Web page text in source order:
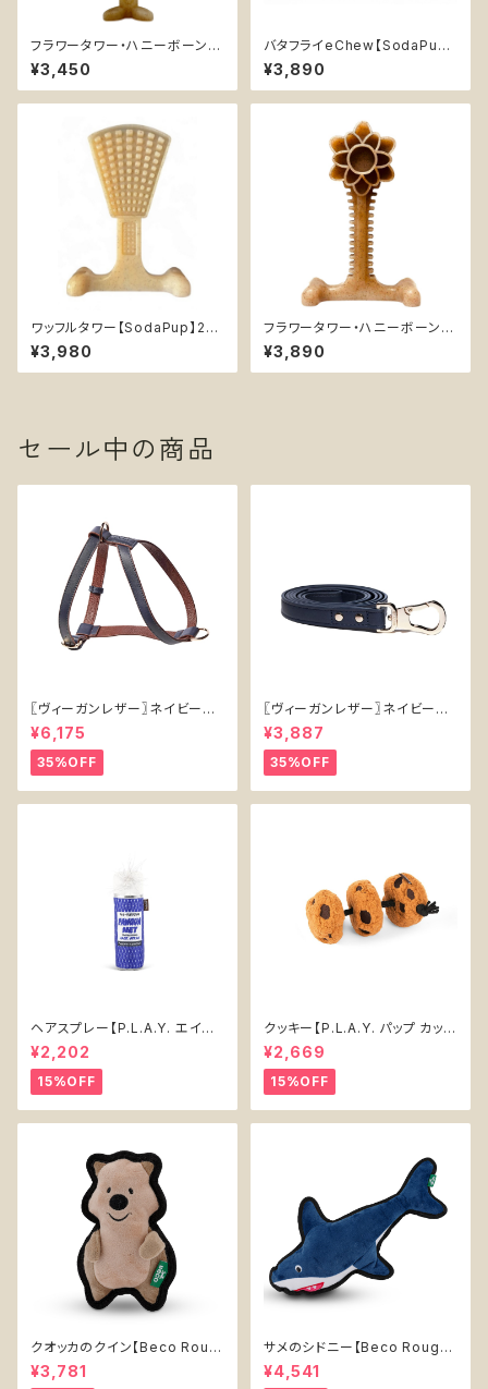
フラワータワー・ハニーボーン
【SodaPup】デンタル 超耐久性
丈夫 カミカミ おもちゃ チュート
イ 知育 エンリッチメ ソダパップ
¥3,450
バタフライeChew【SodaPup】
丈夫 カミカミ おもちゃ チュート
イ 知育 エンリッチメ ソダパップ
Butterfly
¥3,890
ワッフルタワー【SodaPup】2-i
n-1 エンリッチメント デンタル
超耐久性 丈夫 カミカミ おもち
ゃ チュートイ 知育 ソダパップ W
¥3,980
フラワータワー・ハニーボーンX
L【SodaPup】デンタル 超耐久
性 丈夫 カミカミ おもちゃ チュ
ートイ 知育 エンリッチメ ソダパ
¥3,890
セール中の商品
〖ヴィーガンレザー〗ネイビーハ
ーネス【Vegan Leather Navy
Harness】
¥6,175
35%OFF
〖ヴィーガンレザー〗ネイビーリ
ード【Vegan Leather Navy L
ead】
¥3,887
35%OFF
ヘアスプレー【P.L.A.Y. エイテ
ィーズ クラシック】犬用おもちゃ
Pawqua Net 【P.L.A.Y. 80s
Classics Collection】
¥2,202
15%OFF
クッキー【P.L.A.Y. パップ カップ
カフェ】犬用おもちゃ Cookies
n' Treats 【P.L.A.Y. Pup Cup
Cafe Collection】
¥2,669
15%OFF
クオッカのクイン【Beco Roug
h & Tough Recycled Plasti
c Quokka】
¥3,781
サメのシドニー【Beco Rough
& Tough Recycled Plastic
Shark】
¥4,541